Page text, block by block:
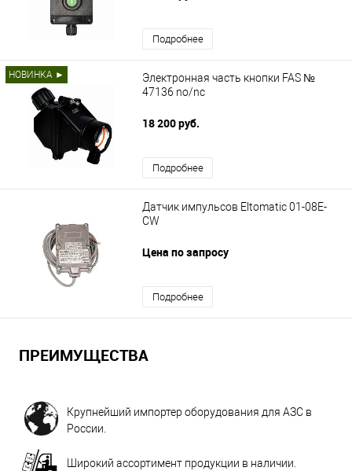
Подробнее
НОВИНКА ►
Электронная часть кнопки FAS №
47136 no/nс
18 200 руб.
Подробнее
Датчик импульсов Eltomatic 01-08Е-
CW
Цена по запросу
Подробнее
ПРЕИМУЩЕСТВА
Крупнейший импортер оборудования для АЗС в
России.
Широкий ассортимент продукции в наличии.